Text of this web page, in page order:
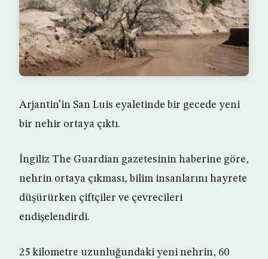
Arjantin’in San Luis eyaletinde bir gecede yeni
bir nehir ortaya çıktı.
İngiliz The Guardian gazetesinin haberine göre,
nehrin ortaya çıkması, bilim insanlarını hayrete
düşürürken çiftçiler ve çevrecileri
endişelendirdi.
25 kilometre uzunluğundaki yeni nehrin, 60